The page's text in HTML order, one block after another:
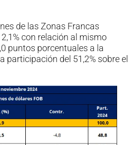
de las Zonas Francas
con relación al mismo
puntos porcentuales a la
del 51,2% sobre el